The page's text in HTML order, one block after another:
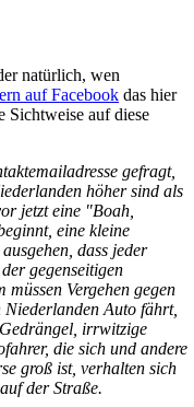
natürlich, wen
auf Facebook das hier
Sichtweise auf diese
gefragt,
höher sind als
jetzt eine "Boah,
eine kleine
dass jeder
gegenseitigen
Vergehen gegen
Auto fährt,
irrwitzige
die sich und andere
groß ist, verhalten sich
der Straße.